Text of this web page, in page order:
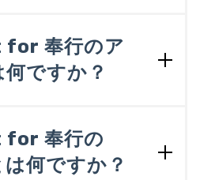
を購入されたベンダー
い。。
ラインナップは
［価格
い。また、オプション
いません。
奉行のア
ですか？
for 奉行の画面で
現されており、いくつか
だけで、そのデータを
奉行の
何ですか？